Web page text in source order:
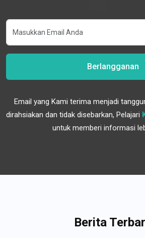
Berlangganan
Email yang Kami terima menjadi
dirahsiakan dan tidak disebarkan, Pelajari
untuk memberi informasi
Berita